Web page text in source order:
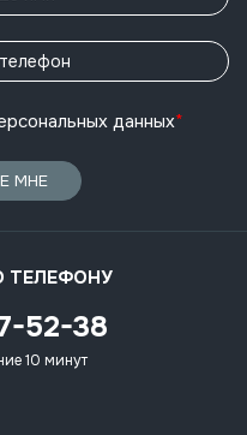
данных*
МНЕ
ТЕЛЕФОНУ
52-38
10 минут